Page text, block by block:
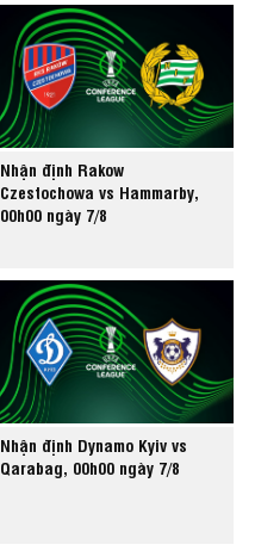
Nhận định Rakow
Czestochowa vs Hammarby,
00h00 ngày 7/8
Nhận định Dynamo Kyiv vs
Qarabag, 00h00 ngày 7/8